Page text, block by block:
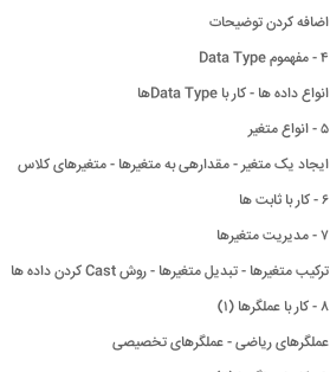
اضافه کردن توضیحات
۴ - مفهموم Data Type
انواع داده ها - کار با Data Typeها
۵ - انواع متغیر
ایجاد یک متغیر - مقدارهی به متغیرها - متغیرهای کلاس
۶ - کار با ثابت ها
۷ - مدیریت متغیرها
ترکیب متغیرها - تبدیل متغیرها - روش Cast کردن داده ها
۸ - کار با عملگرها (۱)
عملگرهای ریاضی - عملگرهای تخصیصی